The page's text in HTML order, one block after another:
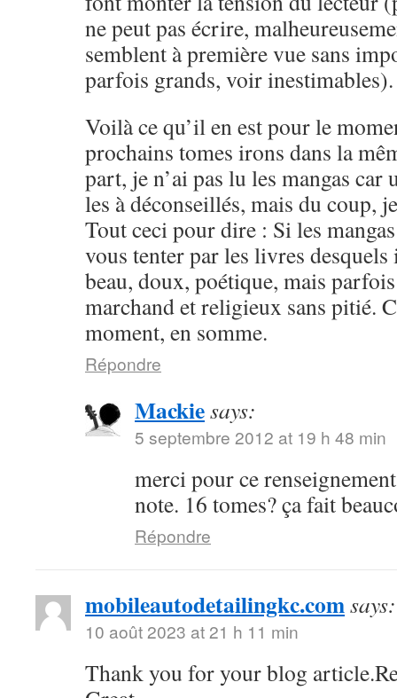
ne peut pas écrire,
semblent à première vue sans
parfois grands, voir inestimables).
Voilà ce qu’il en est pour le
prochains tomes irons dans la
part, je n’ai pas lu les mangas car
les à déconseillés, mais du coup,
Tout ceci pour dire : Si les
vous tenter par les livres
beau, doux, poétique, mais
marchand et religieux sans pitié.
moment, en somme.
Répondre
Mackiesays:
5 septembre 2012 at 19 h 48 min
merci pour ce
note. 16 tomes? ça fait
Répondre
mobileautodetailingkc.comsays:
10 août 2023 at 21 h 11 min
Thank you for your blog